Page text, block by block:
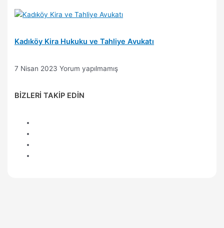
Kadıköy Kira Hukuku ve Tahliye Avukatı
7 Nisan 2023Yorum yapılmamış
BİZLERİ TAKİP EDİN